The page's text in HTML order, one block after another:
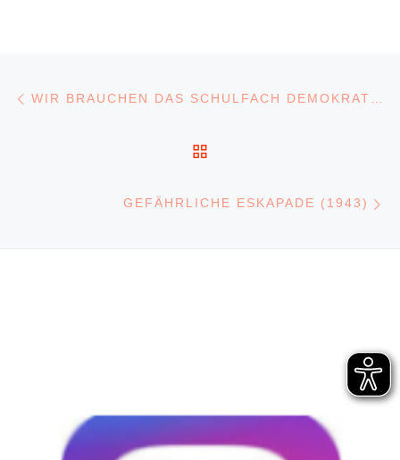
GEFÄHRLICHE ESKAPADE (1943)